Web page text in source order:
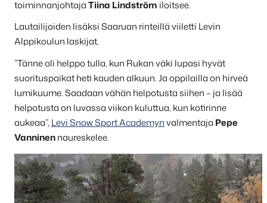
toiminnanjohtajaTiina Lindström iloitsee.
Lautailijoiden lisäksi Saaruan rinteillä viiletti Levin
Alppikoulun laskijat.
”Tänne oli helppo tulla, kun Rukan väki lupasi hyvät
suorituspaikat heti kauden alkuun. Ja oppilailla on hirveä
lumikuume. Saadaan vähän helpotusta siihen – ja lisää
helpotusta on luvassa viikon kuluttua, kun kotirinne
aukeaa”,Levi Snow Sport Academynvalmentaja Pepe
Vanninennaureskelee.